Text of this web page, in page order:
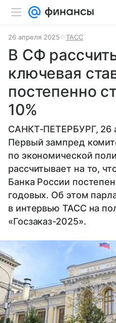
26 апреля 2025 ТАСС
В СФ
ключевая
постепенно
10%
САНКТ-ПЕТЕРБУРГ, 26
Первый зампред
по экономической
рассчитывает на то,
Банка России
годовых. Об этом
в интервью ТАСС на
«Госзаказ-2025».